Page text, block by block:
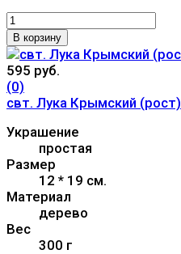
В корзину
595 руб.
(0)
свт. Лука Крымский (рост)
Украшение
простая
Размер
12 * 19 см.
Материал
дерево
Вес
300 г